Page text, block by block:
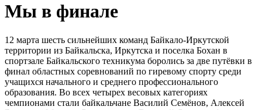
Мы в финале
12 марта шесть сильнейших команд Байкало-Иркутской
территории из Байкальска, Иркутска и поселка Бохан в
спортзале Байкальского техникума боролись за две путёвки в
финал областных соревнований по гиревому спорту среди
учащихся начального и среднего профессионального
образования. Во всех четырех весовых категориях
чемпионами стали байкальчане Василий Семёнов, Алексей